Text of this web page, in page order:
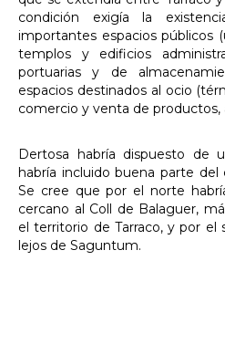
condición exigía la
importantes espacios públicos
templos y edificios
portuarias y de
espacios destinados al ocio
comercio y venta de productos,
Dertosa habría dispuesto de
habría incluido buena parte del
Se cree que por el norte
cercano al Coll de Balaguer,
el territorio de Tarraco, y por el
lejos de Saguntum.